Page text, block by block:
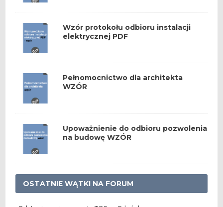
Wzór protokołu odbioru instalacji
elektrycznej PDF
Pełnomocnictwo dla architekta
WZÓR
Upoważnienie do odbioru pozwolenia
na budowę WZÓR
OSTATNIE WĄTKI NA FORUM